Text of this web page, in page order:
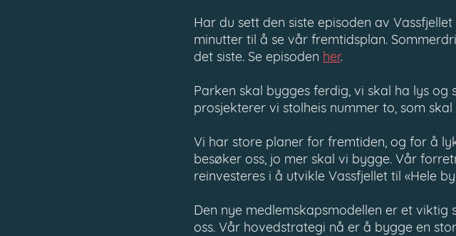
Har du sett den siste episoden av
minutter til å se vår fremtidsplan.
det siste. Se episoden her.
Parken skal bygges ferdig, vi skal ha lys og
prosjekterer vi stolheis nummer to, som
Vi har store planer for fremtiden, og for å
besøker oss, jo mer skal vi bygge. Vår
reinvesteres i å utvikle Vassfjellet til «Hele
Den nye medlemskapsmodellen er et
oss. Vår hovedstrategi nå er å bygge en